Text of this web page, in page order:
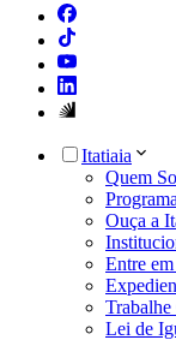
Itatiaia
Quem
Ouça a
Entre
Lei de